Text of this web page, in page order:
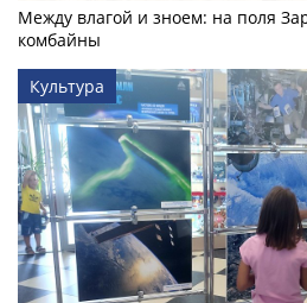
Между влагой и зноем: на поля
комбайны
Культура